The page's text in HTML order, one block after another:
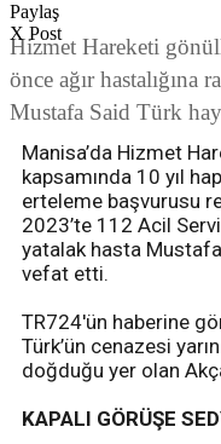
Paylaş
X Post
Hizmet Hareketi
önce ağır hastalığına
Mustafa Said Türk
Manisa’da Hizmet
kapsamında 10 yıl
erteleme başvurusu
2023’te 112 Acil
yatalak hasta
vefat etti.
TR724'ün haberine
Türk’ün cenazesi
doğduğu yer olan
KAPALI GÖRÜŞE